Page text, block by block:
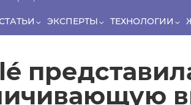
ЭКСПЕРТЫ ТЕХНОЛОГИИ